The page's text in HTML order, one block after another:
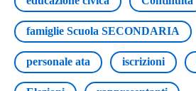
famiglie Scuola SECONDARIA
personale ata iscrizioni